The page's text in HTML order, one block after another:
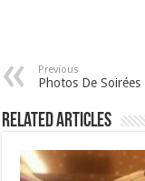
Previous
Photos De Soirées
Related Articles